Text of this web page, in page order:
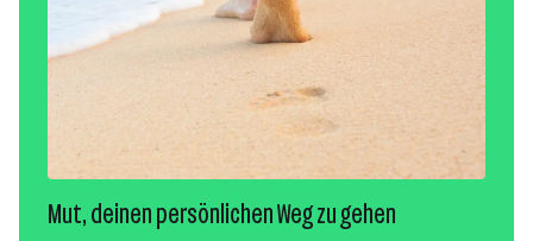
Mut, deinen persönlichen Weg zu gehen